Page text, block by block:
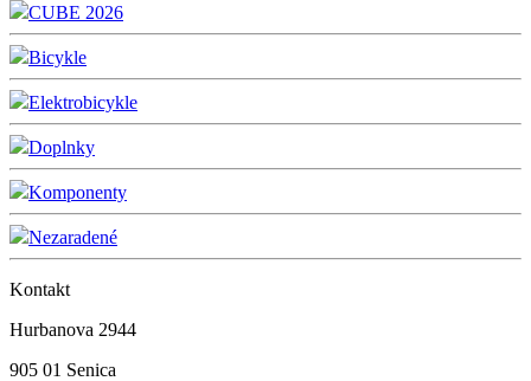
CUBE 2026
Bicykle
Elektrobicykle
Doplnky
Komponenty
Nezaradené
Kontakt
Hurbanova 2944
905 01 Senica